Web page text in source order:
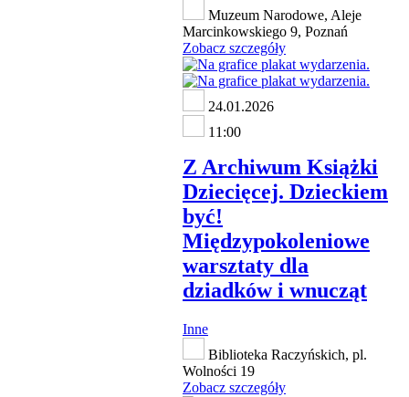
Muzeum Narodowe, Aleje
Marcinkowskiego 9, Poznań
Zobacz szczegóły
24.01.2026
11:00
Z Archiwum Książki
Dziecięcej. Dzieckiem
być!
Międzypokoleniowe
warsztaty dla
dziadków i wnucząt
Inne
Biblioteka Raczyńskich, pl.
Wolności 19
Zobacz szczegóły